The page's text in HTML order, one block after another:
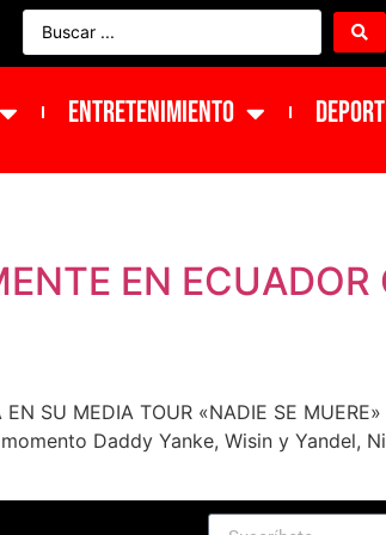
ENTRETENIMIENTO
EN
EN SU MEDIA TOUR «NADIE SE
Daddy Yanke, Wisin y Yandel,